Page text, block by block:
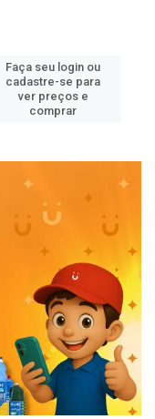
Faça seu login ou
cadastre-se para
ver preços e
comprar